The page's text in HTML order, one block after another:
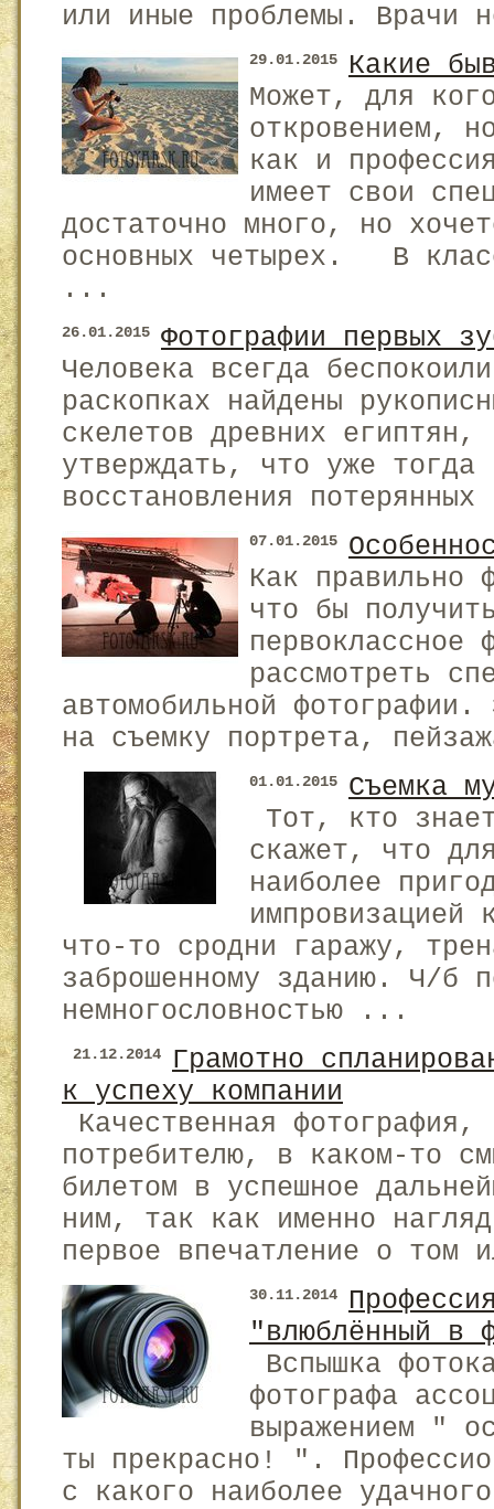
или иные проблемы. Врачи
29.01.2015
Какие
Может, для
откровением,
как и
имеет свои
достаточно много, но
основных четырех. В
...
26.01.2015
Фотографии первых
Человека всегда
раскопках найдены
скелетов древних египтян,
утверждать, что уже тогда
восстановления
07.01.2015
Как правильно
что бы
первоклассное
рассмотреть
автомобильной
на съемку портрета,
01.01.2015
Съемка
Тот, кто
скажет, что
наиболее
импровизацией
что-то сродни гаражу,
заброшенному зданию. Ч/б
немногословностью ...
21.12.2014
Грамотно
к успеху компании
Качественная фотография,
потребителю, в каком-то
билетом в успешное
ним, так как именно
первое впечатление о
30.11.2014
"влюблённый в
Вспышка
фотографа
выражением "
ты прекрасно! ".
с какого наиболее